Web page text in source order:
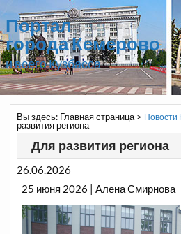
Портал
города Кемерово
и всего Кузбасса
Вы здесь: Главная страница> Новости
развития региона
Для развития региона
26.06.2026
25 июня 2026 | Алена Смирнова